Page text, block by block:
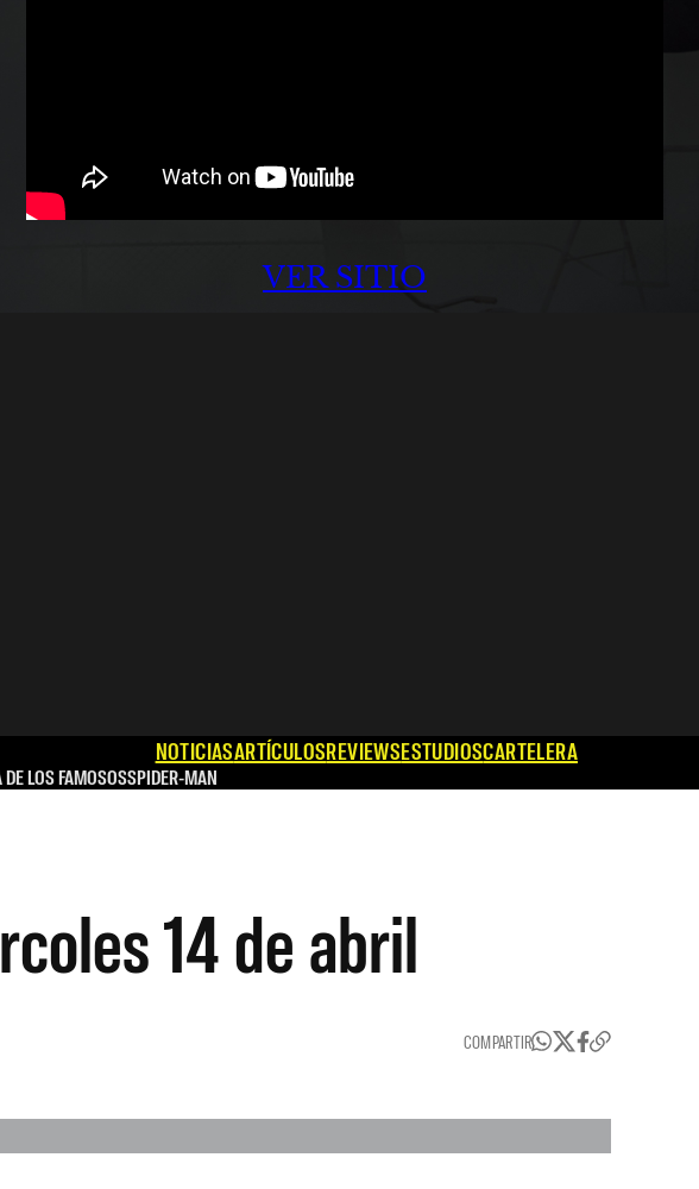
VER SITIO
NOTICIASARTÍCULOSREVIEWSESTUDIOSCARTELERA
LOS FAMOSOSSPIDER-MAN
14 de abril
COMPARTIR